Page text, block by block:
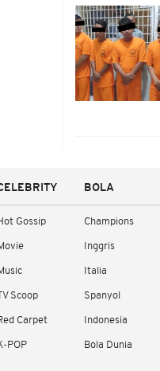
Gossip
Scoop
Carpet
POP
BOLA
Champions
Inggris
Italia
Spanyol
Indonesia
Bola Dunia